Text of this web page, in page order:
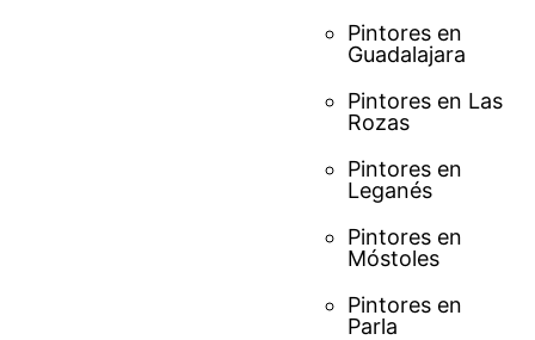
Pintores en
Guadalajara
Pintores en Las
Rozas
Pintores en
Leganés
Pintores en
Móstoles
Pintores en
Parla